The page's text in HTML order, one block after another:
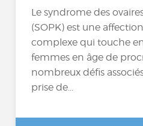
Le syndrome des
(SOPK) est une
complexe qui touche
femmes en âge de
nombreux défis
prise de...